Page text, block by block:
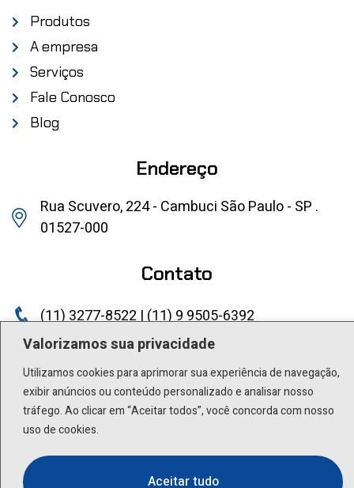
Valorizamos sua privacidade
Utilizamos cookies para aprimorar sua experiência de navegação,
exibir anúncios ou conteúdo personalizado e analisar nosso
tráfego. Ao clicar em “Aceitar todos”, você concorda com nosso
uso de cookies.
Aceitar tudo
Produtos
A empresa
Serviços
Fale Conosco
Blog
Endereço
Rua Scuvero, 224 - Cambuci São Paulo - SP .
01527-000
Contato
(11) 3277-8522 | (11) 9 9505-6392
lactea@lactea.com.br
Social